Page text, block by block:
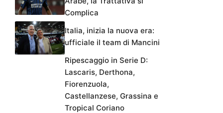
Complica
Italia, inizia la nuova era:
ufficiale il team di Mancini
Ripescaggio in Serie D:
Lascaris, Derthona,
Fiorenzuola,
Castellanzese, Grassina e
Tropical Coriano